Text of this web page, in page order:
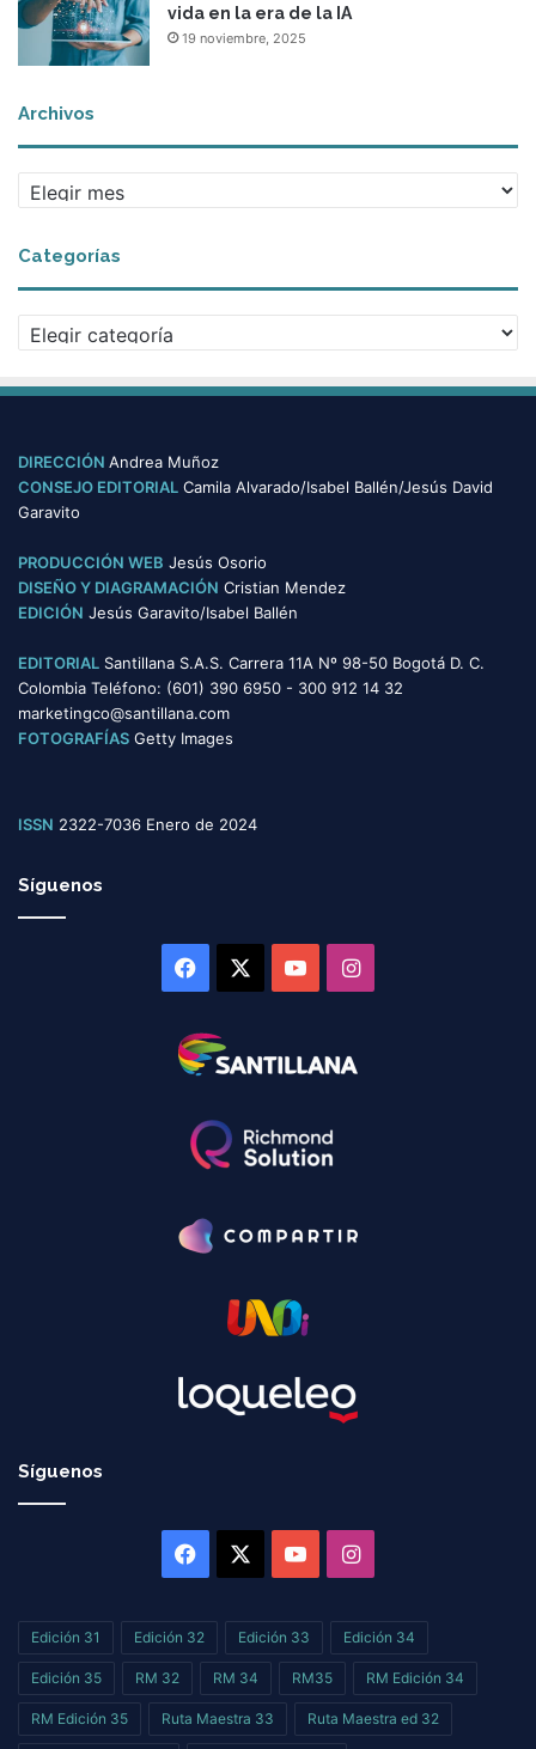
vida en la era de la IA
19 noviembre, 2025
Archivos
r
h
i
v
Categorías
a
e
o
r
í
s
DIRECCIÓN Andrea Muñoz
CONSEJO EDITORIAL Camila Alvarado/Isabel Ballén/Jesús David
Garavito
PRODUCCIÓN WEB Jesús Osorio
DISEÑO Y DIAGRAMACIÓN Cristian Mendez
EDICIÓN Jesús Garavito/Isabel Ballén
EDITORIAL Santillana S.A.S. Carrera 11A Nº 98-50 Bogotá D. C.
Colombia Teléfono: (601) 390 6950 - 300 912 14 32
marketingco@santillana.com
FOTOGRAFÍAS Getty Images
ISSN 2322-7036 Enero de 2024
Síguenos
Facebook YouTubeInstagram
Síguenos
Facebook YouTubeInstagram
Edición 31 Edición 32 Edición 33 Edición 34
Edición 35 RM 32 RM 34 RM35 RM Edición 34
RM Edición 35 Ruta Maestra 33 Ruta Maestra ed 32